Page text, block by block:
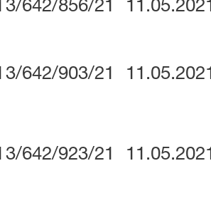
3/642/856/21
3/642/903/21
3/642/923/21